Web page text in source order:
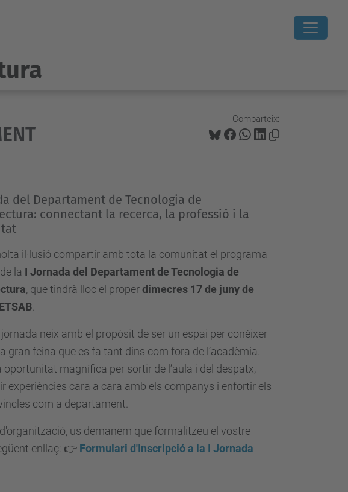
Comparteix:
del Departament de Tecnologia de
connectant la recerca, la professió i la
il·lusió compartir amb tota la comunitat el programa
la I Jornada del Departament de Tecnologia de
, que tindrà lloc el properdimecres 17 de juny de
ETSAB
neix amb el propòsit de ser un espai per conèixer
gran feina que es fa tant dins com fora de l’acadèmia
oportunitat magnífica per sortir de l’aula i del despatx,
experiències cara a cara amb els companys i enfortir els
com a departament
d'organització, us demanem que formalitzeu el vostre
enllaç: 👉 Formulari d'Inscripció a la I Jornada